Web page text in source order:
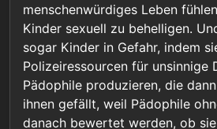
menschenwürdiges Leben
Kinder sexuell zu behelligen.
sogar Kinder in Gefahr, indem
Polizeiressourcen für unsinnige
Pädophile produzieren, die
ihnen gefällt, weil Pädophile
danach bewertet werden, ob